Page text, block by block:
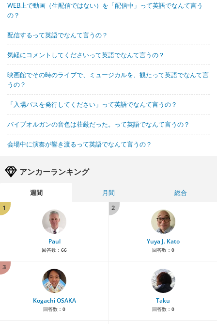
WEB上で動画（生配信ではない）を「配信中」って英語でなんて言う
の？
配信するって英語でなんて言うの？
気軽にコメントしてくださいって英語でなんて言うの？
映画館でその時のライブで、ミュージカルを、観たって英語でなんて言
うの？
「入場パスを発行してください」って英語でなんて言うの？
パイプオルガンの音色は荘厳だった。って英語でなんて言うの？
会場中に演奏が響き渡るって英語でなんて言うの？
アンカーランキング
週間 月間
総合
1
Paul
回答数： 66
2
Yuya J. Kato
回答数： 0
3
Kogachi OSAKA
回答数： 0
Taku
回答数： 0